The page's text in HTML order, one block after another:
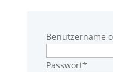
Benutzername
Passwort*